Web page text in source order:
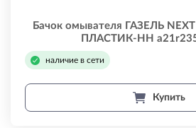
Бачок омывателя ГАЗЕЛЬ
ПЛАСТИК-НН
наличие в сети
Купить